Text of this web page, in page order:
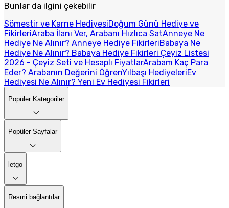
Bunlar da ilgini çekebilir
Sömestir ve Karne HediyesiDoğum Günü Hediye ve
FikirleriAraba İlanı Ver, Arabanı Hızlıca SatAnneye Ne
Hediye Ne Alınır? Anneye Hediye FikirleriBabaya Ne
Hediye Ne Alınır? Babaya Hediye Fikirleri Çeyiz Listesi
2026 - Çeyiz Seti ve Hesaplı FiyatlarArabam Kaç Para
Eder? Arabanın Değerini ÖğrenYılbaşı HediyeleriEv
Hediyesi Ne Alınır? Yeni Ev Hediyesi Fikirleri
Popüler Kategoriler
Popüler Sayfalar
letgo
Resmi bağlantılar